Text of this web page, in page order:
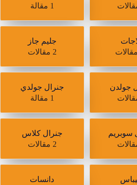
1 مقالة
جليم جاز
2 مقالات
جولدن
جنرال جولدي
1 مقالة
سوبريم
جنرال كلاس
2 مقالات
دانسات